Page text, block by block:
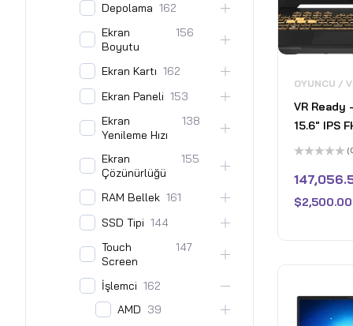
Depolama 162
Ekran
Boyutu
156
Ekran Kartı 162
Ekran Paneli 153
Ekran
Yenileme Hızı
138
Ekran
Çözünürlüğü
155
RAM Bellek 161
SSD Tipi 144
Touch
Screen
147
İşlemci 162
AMD 39
OYUNCU /
VR Ready –
15.6" IPS
Gaming
Nvidia
- 16GB
üzerinden
0
aldı
$2,500.00